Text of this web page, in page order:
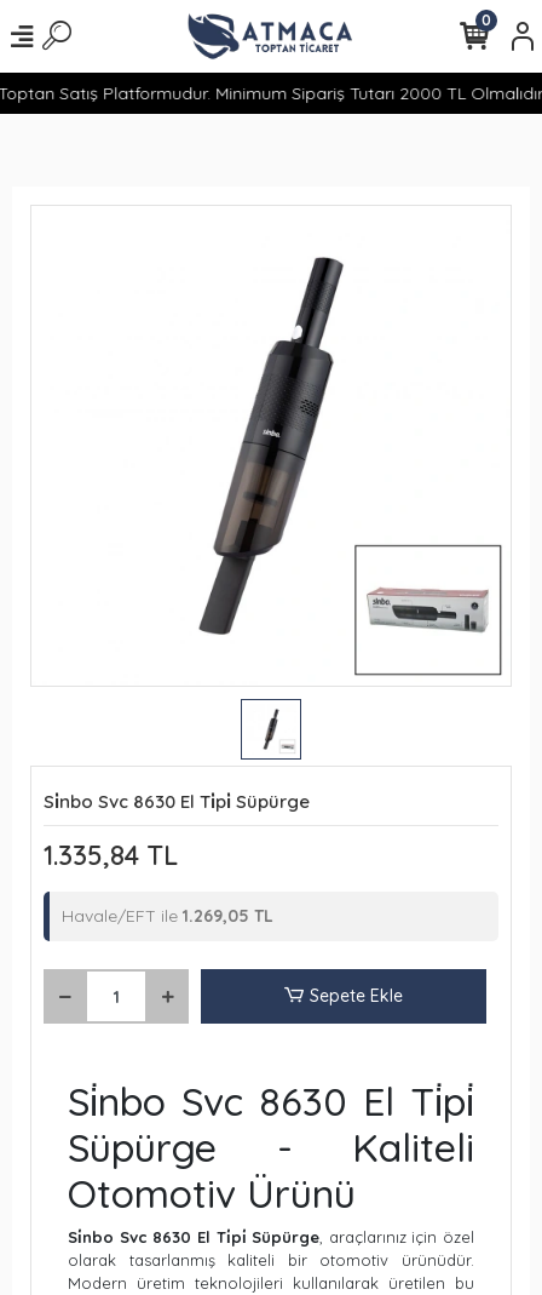
Satış Platformudur. Minimum Sipariş Tutarı 2000 TL
0
Si̇nbo Svc 8630 El Ti̇pi̇ Süpürge
1.335,84 TL
Havale/EFT ile 1.269,05 TL
Sepete Ekle
Si̇nbo Svc 8630 El Ti̇pi̇
Süpürge - Kaliteli
Otomotiv Ürünü
Si̇nbo Svc 8630 El Ti̇pi̇ Süpürge , araçlarınız için özel
olarak tasarlanmış kaliteli bir otomotiv ürünüdür.
Modern üretim teknolojileri kullanılarak üretilen bu